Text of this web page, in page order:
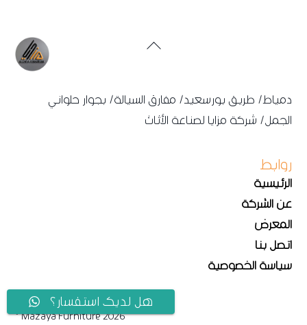
Back
دمياط/ طريق بورسعيد/ مفارق السيالة/ بجوار حلواني
الجمل/ شركة مزايا لصناعة الأثاث
روابط
الرئيسية
عن الشركة
المعرض
اتصل بنا
سياسة الخصوصية
© Mazaya Furniture 2026
هل لديك استفسار؟